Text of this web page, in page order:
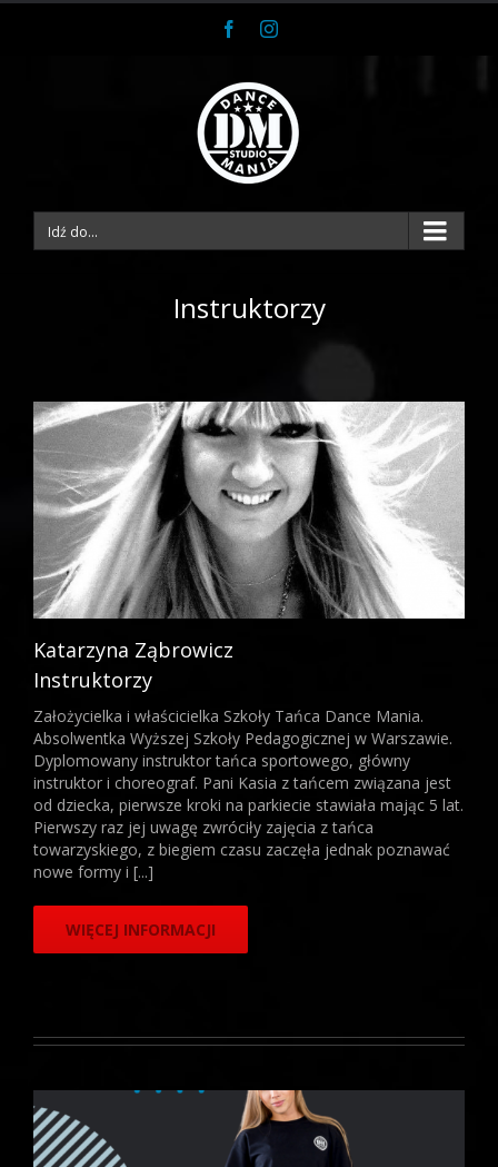
FacebookInstagram
Idź do...
Instruktorzy
Katarzyna Ząbrowicz
Katarzyna Ząbrowicz
Instruktorzy
Założycielka i właścicielka Szkoły Tańca Dance Mania.
Absolwentka Wyższej Szkoły Pedagogicznej w Warszawie.
Dyplomowany instruktor tańca sportowego, główny
instruktor i choreograf. Pani Kasia z tańcem związana jest
od dziecka, pierwsze kroki na parkiecie stawiała mając 5 lat.
Pierwszy raz jej uwagę zwróciły zajęcia z tańca
towarzyskiego, z biegiem czasu zaczęła jednak poznawać
nowe formy i [...]
WIĘCEJ INFORMACJI